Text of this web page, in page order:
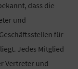
dass die
und
für
Jedes Mitglied
Vertreter und